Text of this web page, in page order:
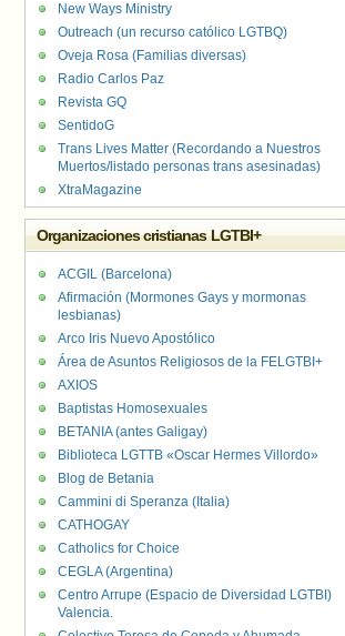
New Ways Ministry
Outreach (un recurso católico LGTBQ)
Oveja Rosa (Familias diversas)
Radio Carlos Paz
Revista GQ
SentidoG
Trans Lives Matter (Recordando a Nuestros
Muertos/listado personas trans asesinadas)
XtraMagazine
Organizaciones cristianas LGTBI+
ACGIL (Barcelona)
Afirmación (Mormones Gays y mormonas
lesbianas)
Arco Iris Nuevo Apostólico
Área de Asuntos Religiosos de la FELGTBI+
AXIOS
Baptistas Homosexuales
BETANIA (antes Galigay)
Biblioteca LGTTB «Oscar Hermes Villordo»
Blog de Betania
Cammini di Speranza (Italia)
CATHOGAY
Catholics for Choice
CEGLA (Argentina)
Centro Arrupe (Espacio de Diversidad LGTBI)
Valencia.